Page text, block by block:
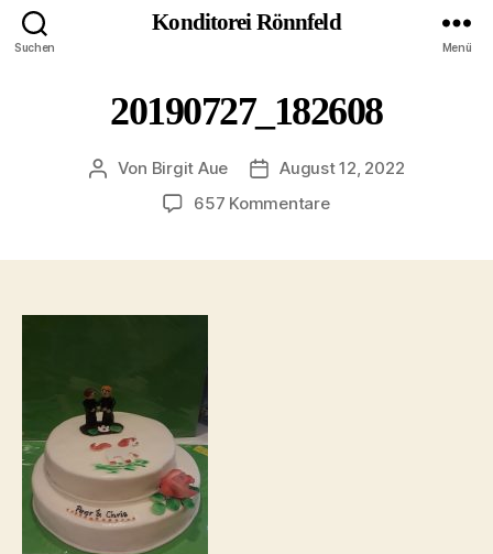
Suchen
Konditorei Rönnfeld
Menü
20190727_182608
Beitragsautor
Von Birgit Aue Veröffentlichungsdatum
August 12, 2022
657 Kommentarezu